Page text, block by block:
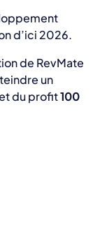
d’ici 2026.
de RevMate
un
du profit100